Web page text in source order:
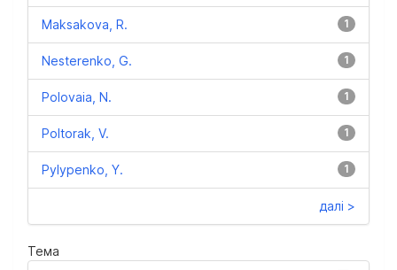
1
Maksakova, R.
1
Nesterenko, G.
1
Polovaia, N.
1
Poltorak, V.
1
Pylypenko, Y.
далі >
Тема